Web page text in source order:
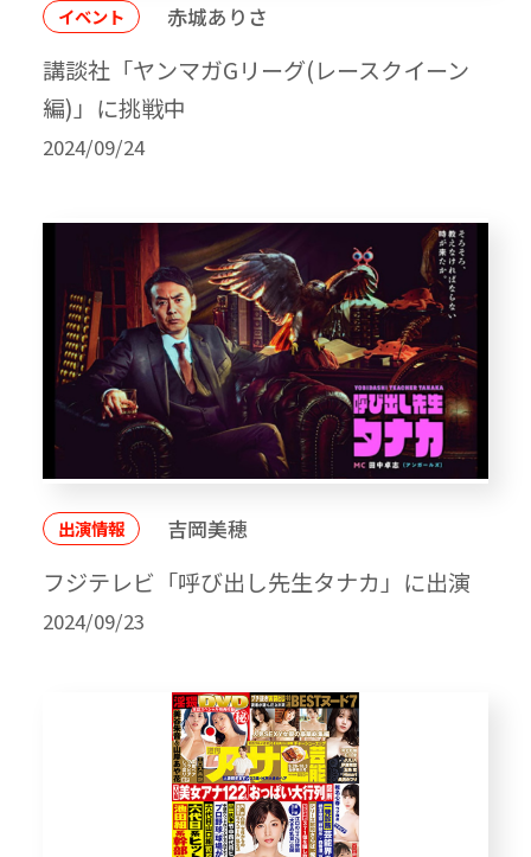
イベント 赤城ありさ
講談社「ヤンマガGリーグ(レースクイーン
編)」に挑戦中
2024/09/24
出演情報 吉岡美穂
フジテレビ「呼び出し先生タナカ」に出演
2024/09/23